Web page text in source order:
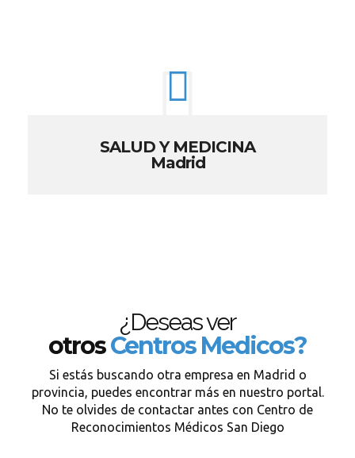
SALUD Y MEDICINA
Madrid
¿Deseas ver
otrosCentros Medicos?
Si estás buscando otra empresa en Madrid o
provincia, puedes encontrar más en nuestro portal.
No te olvides de contactar antes con Centro de
Reconocimientos Médicos San Diego